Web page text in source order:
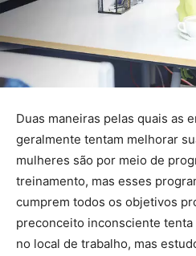
Duas maneiras pelas quais as
geralmente tentam melhorar
mulheres são por meio de
treinamento, mas esses
cumprem todos os objetivos
preconceito inconsciente
no local de trabalho, mas